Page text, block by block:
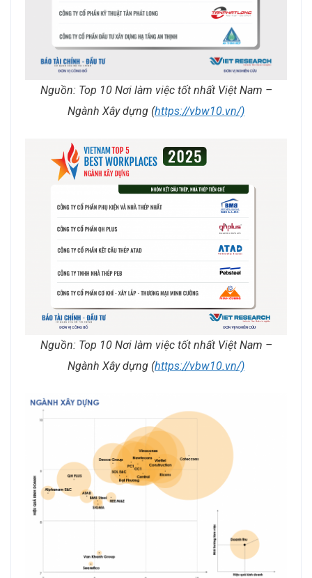
Nguồn: Top 10 Nơi làm việc tốt nhất Việt Nam –
Ngành Xây dựng (https://vbw10.vn/)
Nguồn: Top 10 Nơi làm việc tốt nhất Việt Nam –
Ngành Xây dựng (https://vbw10.vn/)